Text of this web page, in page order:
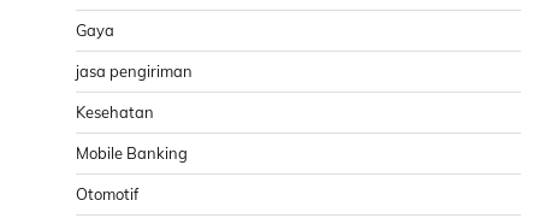
Gaya
jasa pengiriman
Kesehatan
Mobile Banking
Otomotif